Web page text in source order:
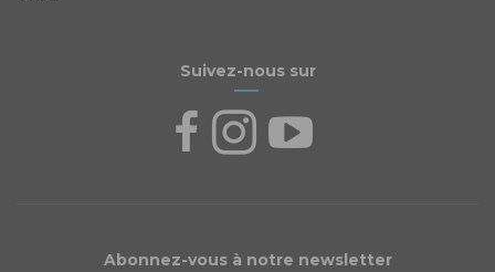
Suivez-nous sur
Abonnez-vous à notre newsletter